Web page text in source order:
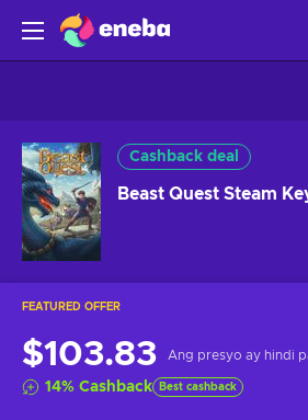
Cashback deal
Beast Quest Steam
FEATURED OFFER
$103.83 Ang presyo ay hindi
14% Cashback Best cashback